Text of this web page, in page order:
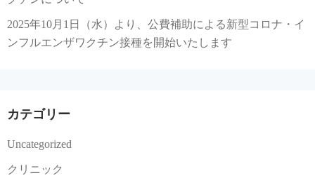
2025年10月1日（水）より、公費補助による新型コロナ・イ
ンフルエンザワクチン接種を開始いたします
カテゴリー
Uncategorized
クリニック